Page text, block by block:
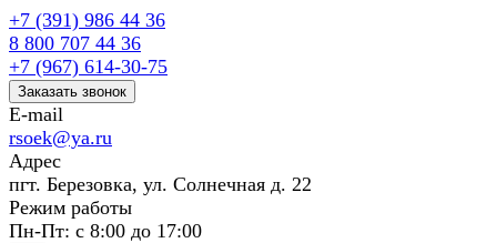
+7 (391) 986 44 36
8 800 707 44 36
+7 (967) 614-30-75
Заказать звонок
E-mail
rsoek@ya.ru
Адрес
пгт. Березовка, ул. Солнечная д. 22
Режим работы
Пн-Пт: с 8:00 до 17:00